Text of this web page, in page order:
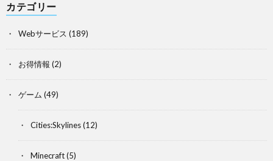
カテゴリー
Webサービス (189)
お得情報 (2)
ゲーム (49)
Cities:Skylines(12)
Minecraft(5)